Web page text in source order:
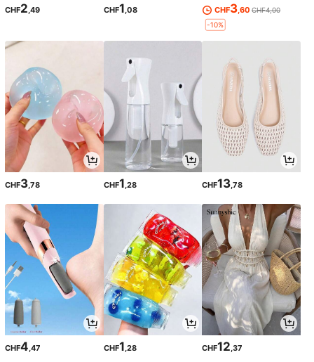
CHF2,49 CHF1,08 CHF3,60 CHF4,00
-10%
CHF3,78 CHF1,28 CHF13,78
CHF4,47 CHF1,28 CHF12,37